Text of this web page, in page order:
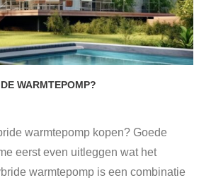
WARMTEPOMP?
warmtepomp kopen? Goede
eerst even uitleggen wat het
warmtepomp is een combinatie